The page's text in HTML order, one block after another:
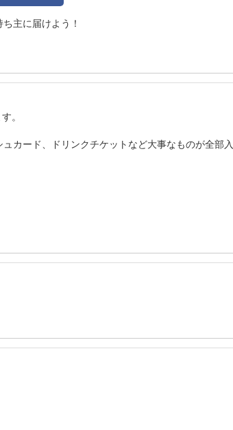
主に届けよう！
。
カード、ドリンクチケットなど大事なものが全部入